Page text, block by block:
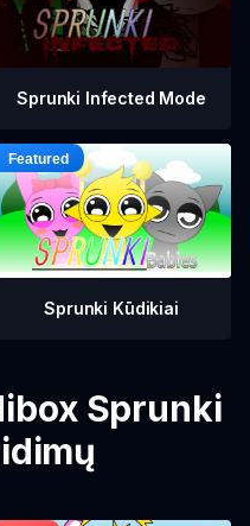
Sprunki Infected Mode
Sprunki Kūdikiai
Sprunki